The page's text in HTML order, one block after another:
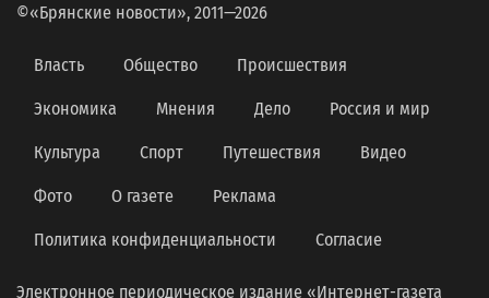
©«Брянские новости», 2011—2026
Власть Общество Происшествия
Экономика Мнения Дело Россия и мир
Культура Спорт Путешествия Видео
Фото О газете Реклама
Политика конфиденциальности Согласие
Электронное периодическое издание «Интернет-газета